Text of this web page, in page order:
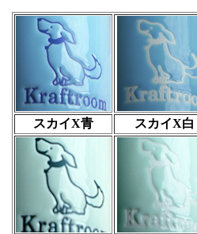
スカイX青 スカイX白